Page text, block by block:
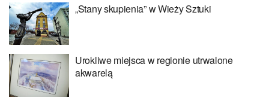
„Stany skupienia” w Wieży Sztuki
Urokliwe miejsca w regionie utrwalone
akwarelą